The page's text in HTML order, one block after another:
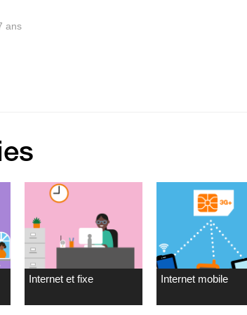
ans
Internet et fixe Internet mobile